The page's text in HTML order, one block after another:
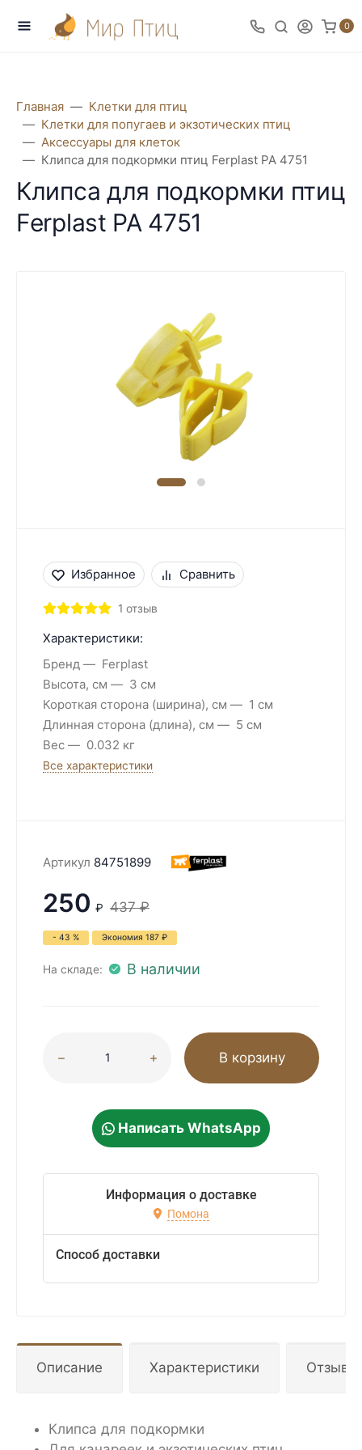
0
Главная
Клетки для птиц
Клетки для попугаев и экзотических птиц
Аксессуары для клеток
Клипса для подкормки птиц Ferplast PA 4751
Клипса для подкормки птиц
Ferplast PA 4751
Избранное Сравнить
1 отзыв
Характеристики:
Бренд
Ferplast
Высота, см
3 см
Короткая сторона (ширина), см
1 см
Длинная сторона (длина), см
5 см
Вес
0.032 кг
Все характеристики
Артикул 84751899
250 ₽ 437 ₽
- 43 % Экономия 187 ₽
На складе: В наличии
В корзину
Написать WhatsApp
Информация о доставке
Помона
Способ доставки
Описание Характеристики Отзывы
Клипса для подкормки